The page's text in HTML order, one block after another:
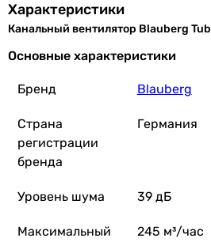
Характеристики
Канальный вентилятор Blauberg
Основные характеристики
Бренд Blauberg
Страна
регистрации
бренда
Германия
Уровень шума 39 дБ
Максимальный
245 м³/час